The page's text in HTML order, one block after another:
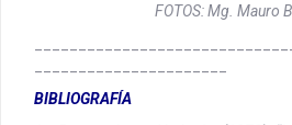
FOTOS: Mg. Mauro
BIBLIOGRAFÍA